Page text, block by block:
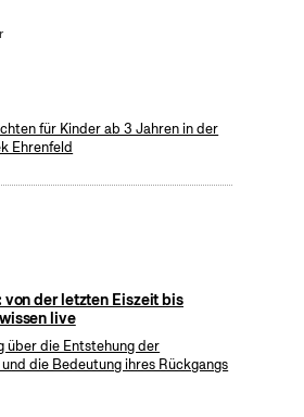
für Kinder ab 3 Jahren in der
Ehrenfeld
von der letzten Eiszeit bis
live
über die Entstehung der
die Bedeutung ihres Rückgangs